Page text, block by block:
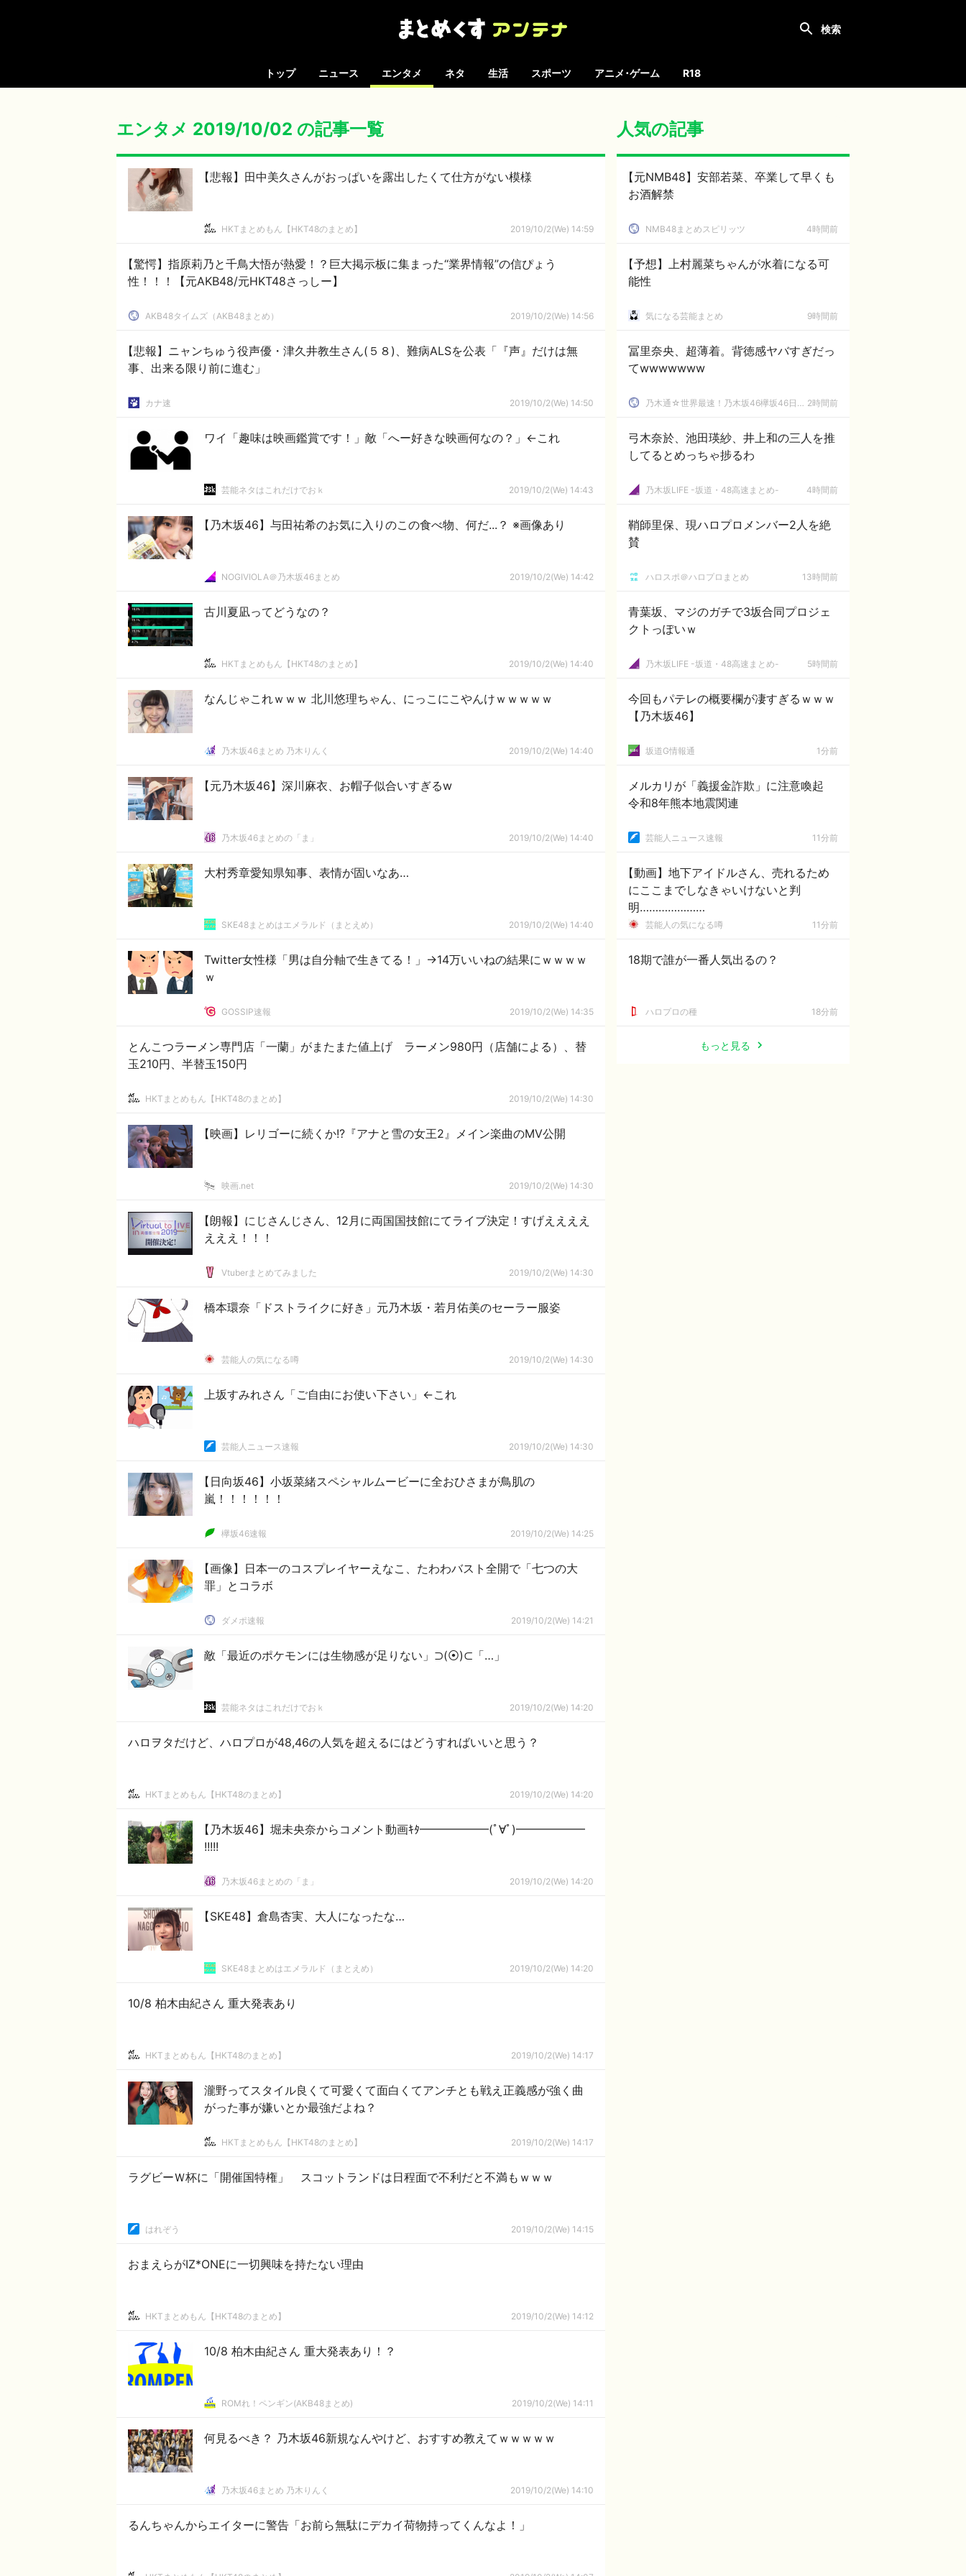
トップ ニュース エンタメ ネタ 生活 スポーツ アニメ･ゲーム R18
エンタメ 2019/10/02 の記事一覧
【悲報】田中美久さんがおっぱいを露出したくて仕方がない模様
HKTまとめもん【HKT48のまとめ】 2019/10/2(We) 14:59
【驚愕】指原莉乃と千鳥大悟が熱愛！？巨大掲示板に集まった“業界情報”の信ぴょう
性！！！【元AKB48/元HKT48さっしー】
AKB48タイムズ（AKB48まとめ） 2019/10/2(We) 14:56
【悲報】ニャンちゅう役声優・津久井教生さん(５８)、難病ALSを公表「『声』だけは無
事、出来る限り前に進む」
カナ速 2019/10/2(We) 14:50
ワイ「趣味は映画鑑賞です！」敵「へー好きな映画何なの？」←これ
芸能ネタはこれだけでおｋ 2019/10/2(We) 14:43
【乃木坂46】与田祐希のお気に入りのこの食べ物、何だ...？ ※画像あり
NOGIVIOLA＠乃木坂46まとめ 2019/10/2(We) 14:42
古川夏凪ってどうなの？
HKTまとめもん【HKT48のまとめ】 2019/10/2(We) 14:40
なんじゃこれｗｗｗ 北川悠理ちゃん、にっこにこやんけｗｗｗｗｗ
乃木坂46まとめ 乃木りんく 2019/10/2(We) 14:40
【元乃木坂46】深川麻衣、お帽子似合いすぎるw
乃木坂46まとめの「ま」 2019/10/2(We) 14:40
大村秀章愛知県知事、表情が固いなあ…
SKE48まとめはエメラルド（まとえめ） 2019/10/2(We) 14:40
Twitter女性様「男は自分軸で生きてる！」→14万いいねの結果にｗｗｗｗ
ｗ
GOSSIP速報 2019/10/2(We) 14:35
とんこつラーメン専門店「一蘭」がまたまた値上げ ラーメン980円（店舗による）、替
玉210円、半替玉150円
HKTまとめもん【HKT48のまとめ】 2019/10/2(We) 14:30
【映画】レリゴーに続くか!?『アナと雪の女王2』メイン楽曲のMV公開
映画.net 2019/10/2(We) 14:30
【朗報】にじさんじさん、12月に両国国技館にてライブ決定！すげええええ
えええ！！！
Vtuberまとめてみました 2019/10/2(We) 14:30
橋本環奈「ドストライクに好き」元乃木坂・若月佑美のセーラー服姿
芸能人の気になる噂 2019/10/2(We) 14:30
上坂すみれさん「ご自由にお使い下さい」←これ
芸能人ニュース速報 2019/10/2(We) 14:30
【日向坂46】小坂菜緒スペシャルムービーに全おひさまが鳥肌の
嵐！！！！！！
欅坂46速報 2019/10/2(We) 14:25
【画像】日本一のコスプレイヤーえなこ、たわわバスト全開で「七つの大
罪」とコラボ
ダメポ速報 2019/10/2(We) 14:21
敵「最近のポケモンには生物感が足りない」⊃(⦿)⊂「…」
芸能ネタはこれだけでおｋ 2019/10/2(We) 14:20
ハロヲタだけど、ハロプロが48,46の人気を超えるにはどうすればいいと思う？
HKTまとめもん【HKT48のまとめ】 2019/10/2(We) 14:20
【乃木坂46】堀未央奈からコメント動画ｷﾀ━━━━━━(ﾟ∀ﾟ)━━━━━━
!!!!!
乃木坂46まとめの「ま」 2019/10/2(We) 14:20
【SKE48】倉島杏実、大人になったな…
SKE48まとめはエメラルド（まとえめ） 2019/10/2(We) 14:20
10/8 柏木由紀さん 重大発表あり
HKTまとめもん【HKT48のまとめ】 2019/10/2(We) 14:17
瀧野ってスタイル良くて可愛くて面白くてアンチとも戦え正義感が強く曲
がった事が嫌いとか最強だよね？
HKTまとめもん【HKT48のまとめ】 2019/10/2(We) 14:17
ラグビーＷ杯に「開催国特権」 スコットランドは日程面で不利だと不満もｗｗｗ
はれぞう 2019/10/2(We) 14:15
おまえらがIZ*ONEに一切興味を持たない理由
HKTまとめもん【HKT48のまとめ】 2019/10/2(We) 14:12
10/8 柏木由紀さん 重大発表あり！？
ROMれ！ペンギン(AKB48まとめ) 2019/10/2(We) 14:11
何見るべき？ 乃木坂46新規なんやけど、おすすめ教えてｗｗｗｗｗ
乃木坂46まとめ 乃木りんく 2019/10/2(We) 14:10
るんちゃんからエイターに警告「お前ら無駄にデカイ荷物持ってくんなよ！」
人気の記事
【元NMB48】安部若菜、卒業して早くも
お酒解禁
NMB48まとめスピリッツ 4時間前
【予想】上村麗菜ちゃんが水着になる可
能性
気になる芸能まとめ 9時間前
冨里奈央、超薄着。背徳感ヤバすぎだっ
てwwwwwww
乃木通☆世界最速！乃木坂46欅坂46日向坂46速報まとめ 2時間前
弓木奈於、池田瑛紗、井上和の三人を推
してるとめっちゃ捗るわ
乃木坂LIFE -坂道・48高速まとめ- 4時間前
鞘師里保、現ハロプロメンバー2人を絶
賛
ハロスポ＠ハロプロまとめ 13時間前
青葉坂、マジのガチで3坂合同プロジェ
クトっぽいｗ
乃木坂LIFE -坂道・48高速まとめ- 5時間前
今回もパテレの概要欄が凄すぎるｗｗｗ
【乃木坂46】
坂道G情報通 1分前
メルカリが「義援金詐欺」に注意喚起
令和8年熊本地震関連
芸能人ニュース速報 11分前
【動画】地下アイドルさん、売れるため
にここまでしなきゃいけないと判
明…………………
芸能人の気になる噂 11分前
18期で誰が一番人気出るの？
ハロプロの種 18分前
もっと見る